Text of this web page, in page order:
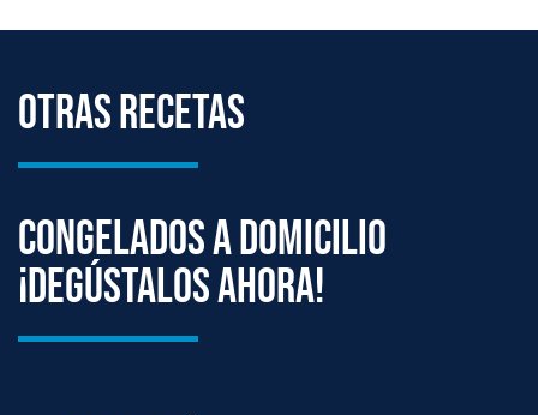
Otras Recetas
Congelados a domicilio
¡degústalos ahora!